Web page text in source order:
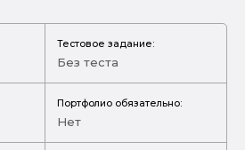
Тестовое задание:
Без теста
Портфолио обязательно:
Нет